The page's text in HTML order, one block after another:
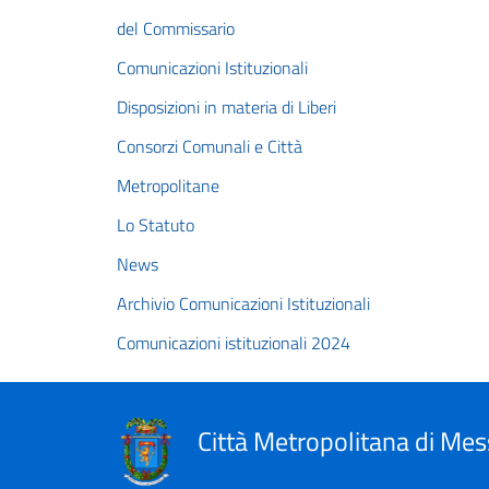
del Commissario
Comunicazioni Istituzionali
Disposizioni in materia di Liberi
Consorzi Comunali e Città
Metropolitane
Lo Statuto
News
Archivio Comunicazioni Istituzionali
Comunicazioni istituzionali 2024
Città Metropolitana di